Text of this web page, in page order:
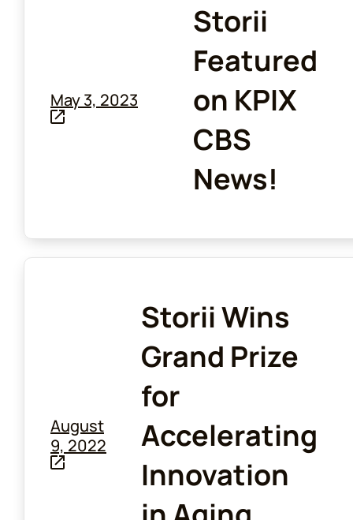
May 3, 2023
Storii
Featured
on KPIX
CBS
News!
August
9, 2022
Storii Wins
Grand Prize
for
Accelerating
Innovation